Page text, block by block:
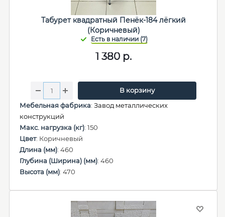
Табурет квадратный Пенёк-184 лёгкий
(Коричневый)
1 380 р.
В корзину
Мебельная фабрика: Завод металлических
конструкций
Макс. нагрузка (кг): 150
Цвет: Коричневый
Длина (мм): 460
Глубина (Ширина) (мм): 460
Высота (мм): 470